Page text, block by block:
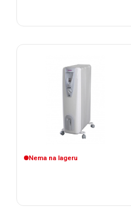
Nema na lageru